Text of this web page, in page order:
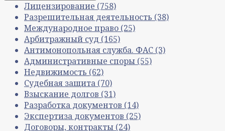
Лицензирование (758)
Разрешительная деятельность (38)
Международное право (25)
Арбитражный суд (165)
Антимонопольная служба. ФАС (3)
Административные споры (55)
Недвижимость (62)
Судебная защита (70)
Взыскание долгов (31)
Разработка документов (14)
Экспертиза документов (25)
Договоры, контракты (24)